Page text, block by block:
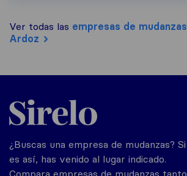
Ver todas las empresas de mudanzas
Ardoz
Sirelo.es
¿Buscas una empresa de mudanzas? Si
es así, has venido al lugar indicado.
Compara empresas de mudanzas tanto